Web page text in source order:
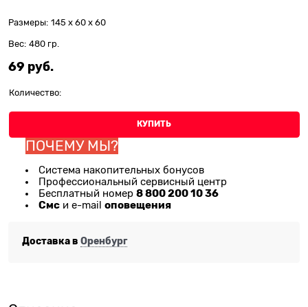
Размеры: 145 x 60 x 60
Вес: 480 гр.
69 руб.
Количество:
КУПИТЬ
ПОЧЕМУ МЫ?
Система накопительных бонусов
Профессиональный сервисный центр
Бесплатный номер 8 800 200 10 36
Смс и e-mail оповещения
Доставка в Оренбург